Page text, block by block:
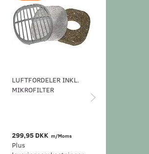
LUFTFORDELER INKL.
MIKROFILTER
299,95 DKK m/Moms
Plus